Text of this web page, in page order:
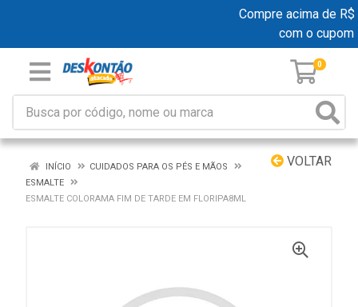
Compre acima de
com o cupom
0
VOLTAR
INÍCIO
CUIDADOS PARA OS PÉS E MÃOS
ESMALTE
ESMALTE COLORAMA FIM DE TARDE EM FLORIPA8ML